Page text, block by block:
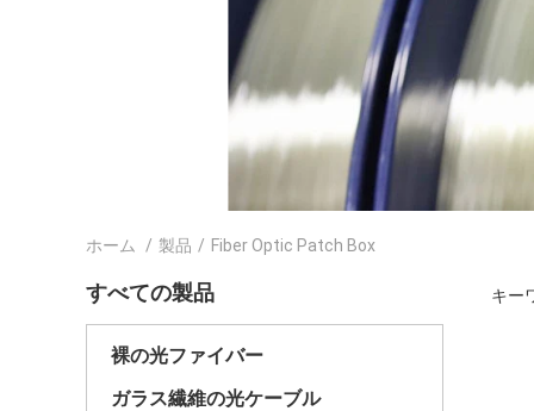
ホーム / 製品 / Fiber Optic Patch Box
すべての製品
裸の光ファイバー
ガラス繊維の光ケーブル
キー